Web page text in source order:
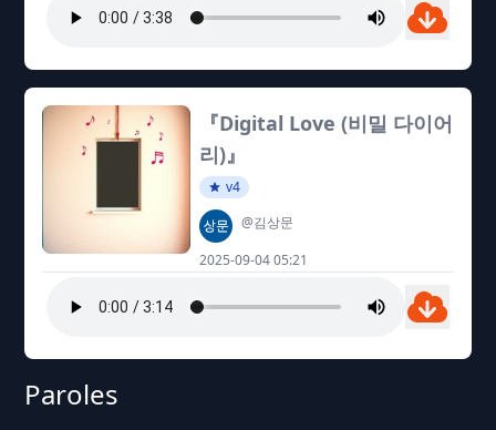
『Digital Love (비밀 다이어
리)』
v4
@김상문
2025-09-04 05:21
Paroles